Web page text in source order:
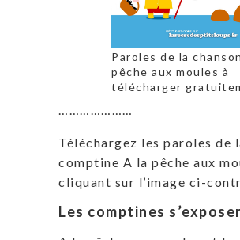
Paroles de la
pêche aux moules à
télécharger
Téléchargez les paroles de
comptine A la pêche aux
cliquant sur l’image ci-
Les comptines